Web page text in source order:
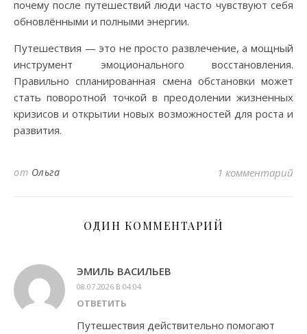
почему после путешествий люди часто чувствуют себя
обновлёнными и полными энергии.
Путешествия — это не просто развлечение, а мощный
инструмент эмоционального восстановления.
Правильно спланированная смена обстановки может
стать поворотной точкой в преодолении жизненных
кризисов и открытии новых возможностей для роста и
развития.
от Ольга 1 комментарий
ОДИН КОММЕНТАРИЙ
ЭМИЛЬ ВАСИЛЬЕВ
08.07.2026 В 04:04
ОТВЕТИТЬ
Путешествия действительно помогают